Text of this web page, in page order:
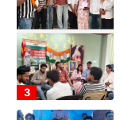
4